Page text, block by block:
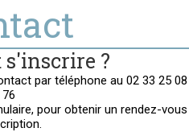
s'inscrire ?
par téléphone au 02 33 25 08
76
pour obtenir un rendez-vous